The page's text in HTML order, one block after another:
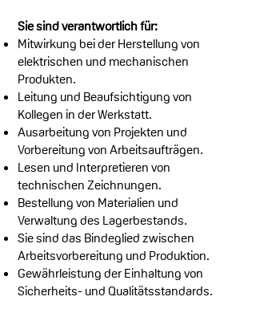
Sie sind verantwortlich für:
Mitwirkung bei der Herstellung von
elektrischen und mechanischen
Produkten.
Leitung und Beaufsichtigung von
Kollegen in der Werkstatt.
Ausarbeitung von Projekten und
Vorbereitung von Arbeitsaufträgen.
Lesen und Interpretieren von
technischen Zeichnungen.
Bestellung von Materialien und
Verwaltung des Lagerbestands.
Sie sind das Bindeglied zwischen
Arbeitsvorbereitung und Produktion.
Gewährleistung der Einhaltung von
Sicherheits- und Qualitätsstandards.